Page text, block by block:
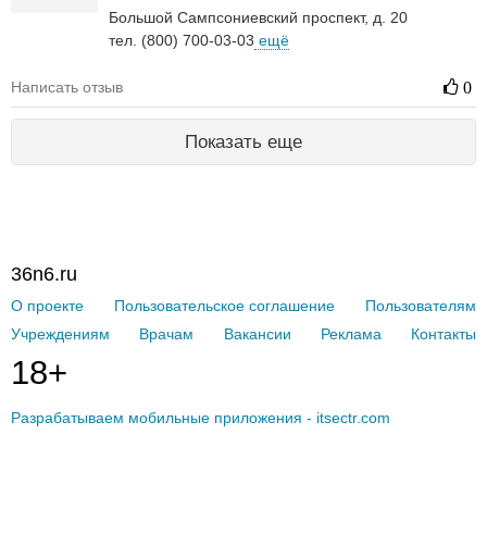
Большой Сампсониевский проспект, д. 20
тел. (800) 700-03-03 ещё
Написать отзыв 0
Показать еще
36n6.ru
О проекте Пользовательское соглашение
Пользователям
Учреждениям
Врачам Вакансии Реклама Контакты
18+
Разрабатываем мобильные приложения - itsectr.com